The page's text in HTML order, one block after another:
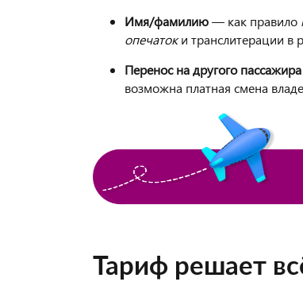
Имя/фамилию— как правило
опечатоки транслитерации в
Перенос на другого пассажира
возможна платная смена
Тариф решает